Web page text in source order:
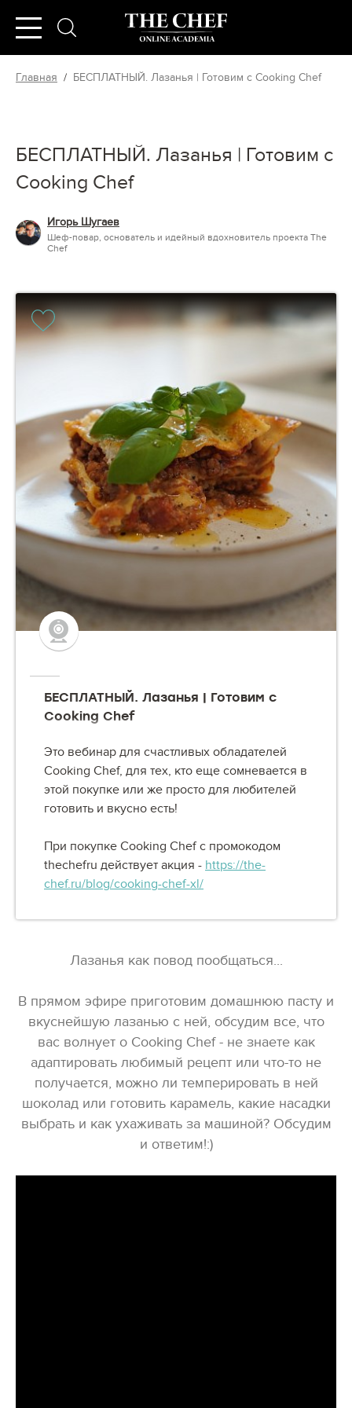
Главная / БЕСПЛАТНЫЙ. Лазанья | Готовим с Cooking Chef
БЕСПЛАТНЫЙ. Лазанья | Готовим с
Cooking Chef
Игорь Шугаев
Шеф-повар, основатель и идейный вдохновитель проекта The
Chef
БЕСПЛАТНЫЙ. Лазанья | Готовим с
Cooking Chef
Это вебинар для счастливых обладателей
Cooking Chef, для тех, кто еще сомневается в
этой покупке или же просто для любителей
готовить и вкусно есть!
При покупке Cooking Chef с промокодом
thechefru действует акция - https://the-
chef.ru/blog/cooking-chef-xl/
Лазанья как повод пообщаться...
В прямом эфире приготовим домашнюю пасту и
вкуснейшую лазанью с ней, обсудим все, что
вас волнует о Cooking Chef - не знаете как
адаптировать любимый рецепт или что-то не
получается, можно ли темперировать в ней
шоколад или готовить карамель, какие насадки
выбрать и как ухаживать за машиной? Обсудим
и ответим!:)